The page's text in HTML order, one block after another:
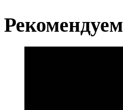
Рекомендуем